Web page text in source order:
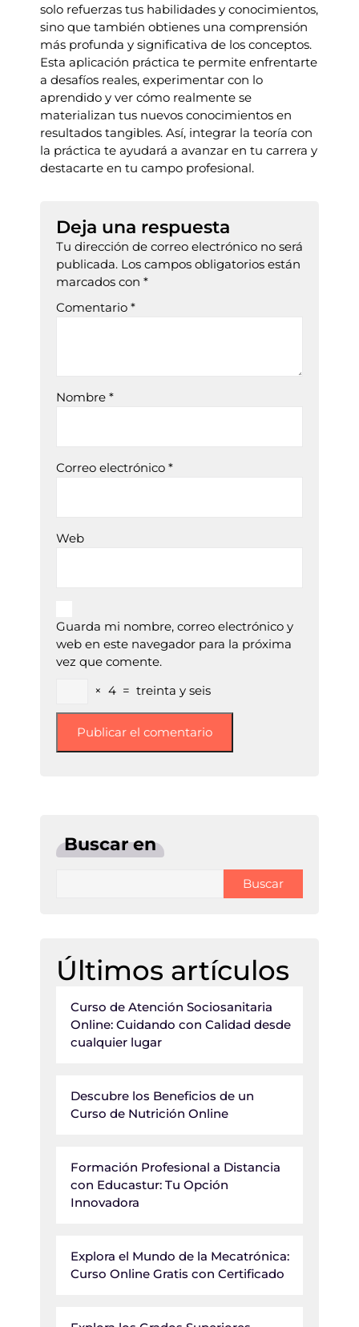
solo refuerzas tus habilidades y conocimientos,
sino que también obtienes una comprensión
más profunda y significativa de los conceptos.
Esta aplicación práctica te permite enfrentarte
a desafíos reales, experimentar con lo
aprendido y ver cómo realmente se
materializan tus nuevos conocimientos en
resultados tangibles. Así, integrar la teoría con
la práctica te ayudará a avanzar en tu carrera y
destacarte en tu campo profesional.
Deja una respuesta
Tu dirección de correo electrónico no será
publicada. Los campos obligatorios están
marcados con *
Comentario *
Nombre *
Correo electrónico *
Web
Guarda mi nombre, correo electrónico y
web en este navegador para la próxima
vez que comente.
× 4 = treinta y seis
Buscar en
Buscar
Últimos artículos
Curso de Atención Sociosanitaria
Online: Cuidando con Calidad desde
cualquier lugar
Descubre los Beneficios de un
Curso de Nutrición Online
Formación Profesional a Distancia
con Educastur: Tu Opción
Innovadora
Explora el Mundo de la Mecatrónica:
Curso Online Gratis con Certificado